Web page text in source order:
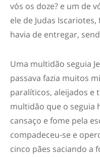
vós os doze? e um de
ele de Judas Iscariotes,
havia de entregar,
Uma multidão seguia
passava fazia muitos
paralíticos, aleijados e
multidão que o seguia
cansaço e fome pela
compadeceu-se e
cinco pães saciando a